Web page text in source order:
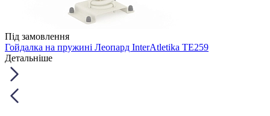
Під замовлення
Гойдалка на пружині Леопард InterAtletika TE259
Детальніше